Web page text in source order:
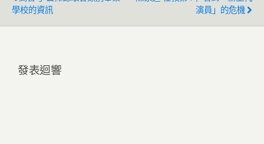
學校的資訊
演員」的危機
發表迴響